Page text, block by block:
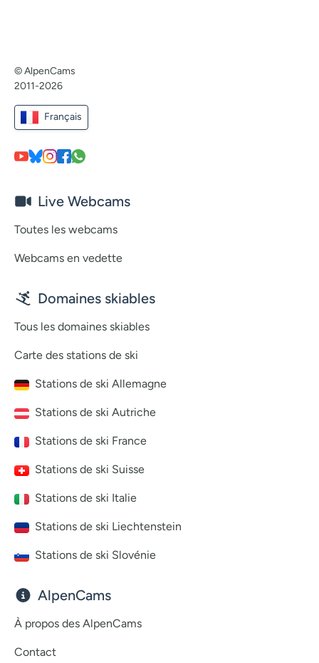
© AlpenCams
2011-2026
Français
Live Webcams
Toutes les webcams
Webcams en vedette
Domaines skiables
Tous les domaines skiables
Carte des stations de ski
Stations de ski Allemagne
Stations de ski Autriche
Stations de ski France
Stations de ski Suisse
Stations de ski Italie
Stations de ski Liechtenstein
Stations de ski Slovénie
AlpenCams
À propos des AlpenCams
Contact